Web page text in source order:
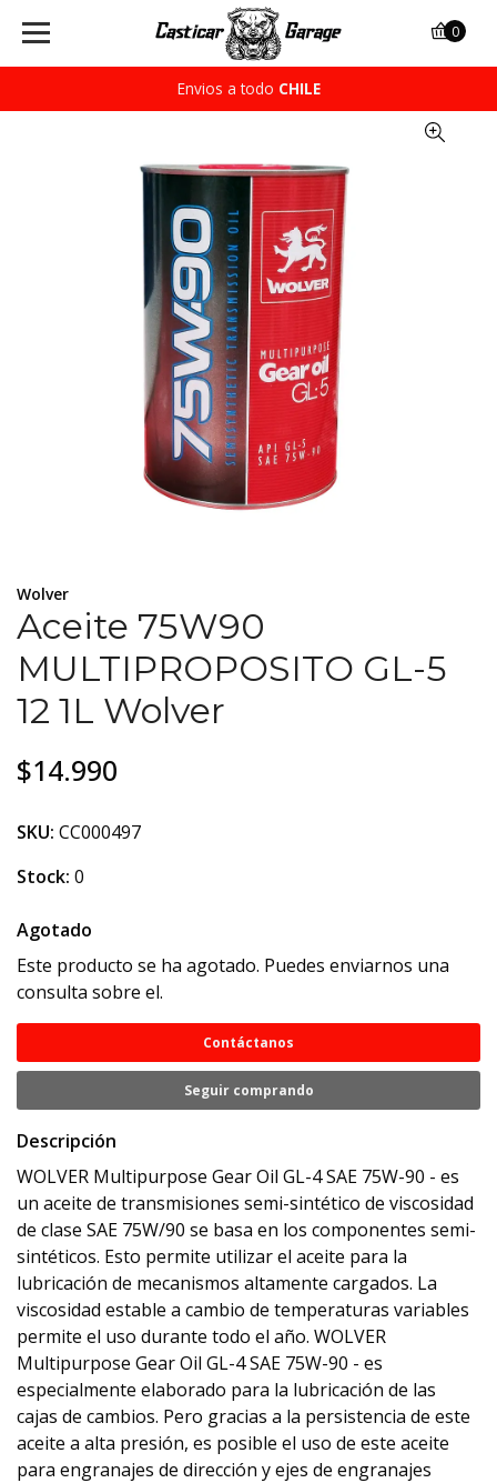
Envios a todo CHILE
0
Wolver
Aceite 75W90
MULTIPROPOSITO GL-5
12 1L Wolver
$14.990
SKU: CC000497
Stock: 0
Agotado
Este producto se ha agotado. Puedes enviarnos una
consulta sobre el.
Contáctanos
Seguir comprando
Descripción
WOLVER Multipurpose Gear Oil GL-4 SAE 75W-90 - es
un aceite de transmisiones semi-sintético de viscosidad
de clase SAE 75W/90 se basa en los componentes semi-
sintéticos. Esto permite utilizar el aceite para la
lubricación de mecanismos altamente cargados. La
viscosidad estable a cambio de temperaturas variables
permite el uso durante todo el año. WOLVER
Multipurpose Gear Oil GL-4 SAE 75W-90 - es
especialmente elaborado para la lubricación de las
cajas de cambios. Pero gracias a la persistencia de este
aceite a alta presión, es posible el uso de este aceite
para engranajes de dirección y ejes de engranajes